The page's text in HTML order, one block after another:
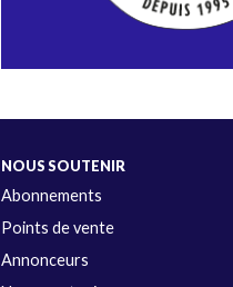
NOUS SOUTENIR
Abonnements
Points de vente
Annonceurs